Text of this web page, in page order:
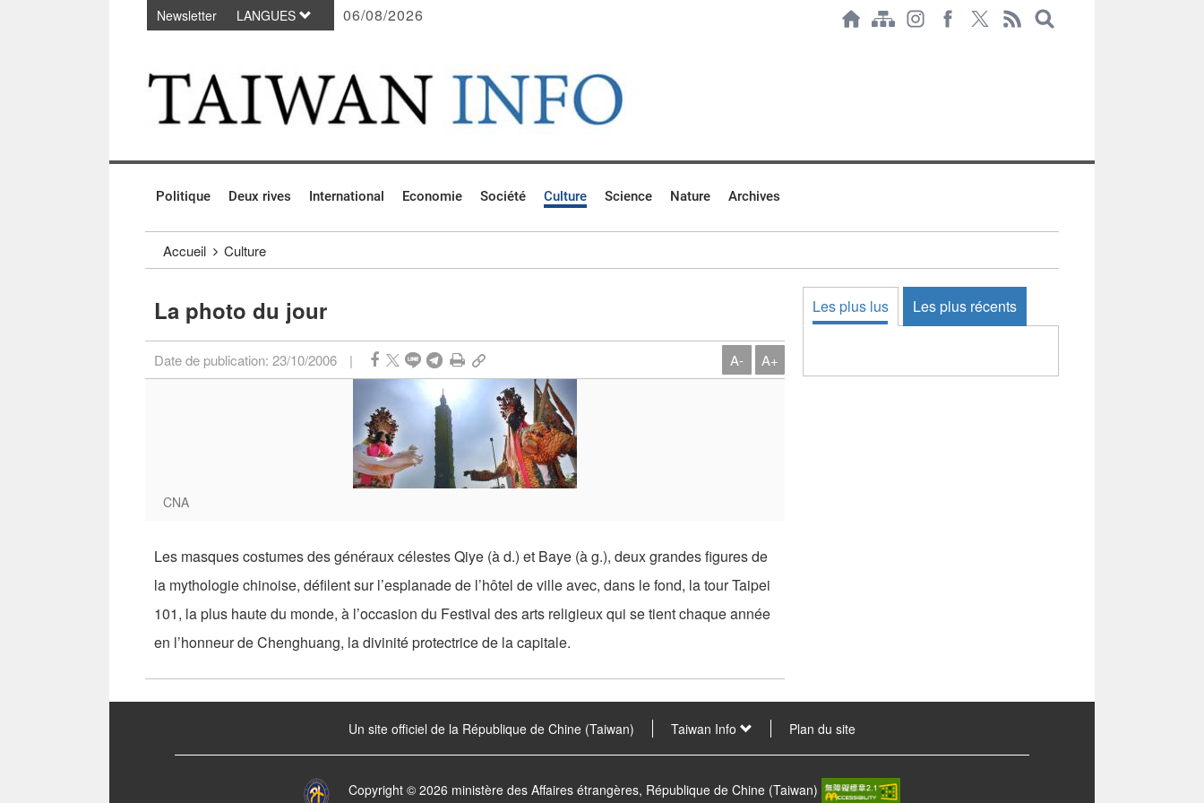
Passer au contenu principal
Newsletter LANGUES 06/08/2026
Politique Deux rives International Economie Société Culture Science Nature Archives
Accueil Culture
La photo du jour
Date de publication: 23/10/2006 | A- A+
CNA
Les masques costumes des généraux célestes Qiye (à d.) et Baye (à g.), deux grandes figures de
la mythologie chinoise, défilent sur l’esplanade de l’hôtel de ville avec, dans le fond, la tour Taipei
101, la plus haute du monde, à l’occasion du Festival des arts religieux qui se tient chaque année
en l’honneur de Chenghuang, la divinité protectrice de la capitale.
Les plus lus Les plus récents
Un site officiel de la République de Chine (Taiwan) Taiwan Info Plan du site
Copyright © 2026 ministère des Affaires étrangères, République de Chine (Taiwan)